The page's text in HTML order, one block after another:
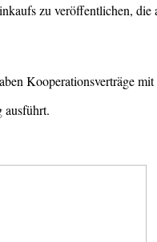
zu veröffentlichen,
Kooperationsverträge
ausführt.